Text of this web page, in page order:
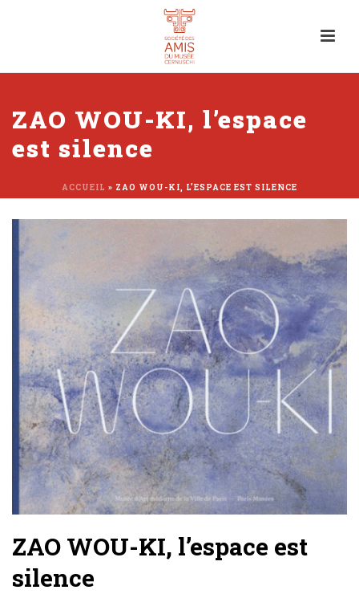
ZAO WOU-KI, l’espace
est silence
ACCUEIL » ZAO WOU-KI, L’ESPACE EST SILENCE
ZAO WOU-KI, l’espace est
silence